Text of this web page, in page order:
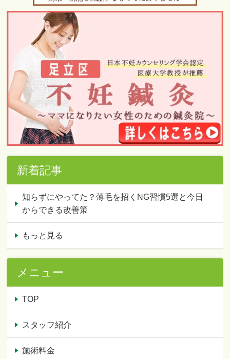
新着記事
知らずにやってた？薄毛を招くNG習慣5選と今日
からできる改善策
もっと見る
メニュー
TOP
スタッフ紹介
施術料金